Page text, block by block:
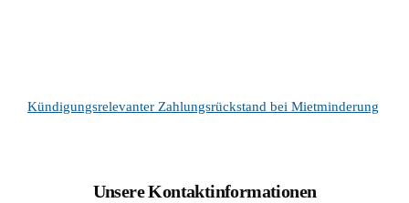
Kündigungsrelevanter Zahlungsrückstand bei Mietminderung
Unsere Kontaktinformationen